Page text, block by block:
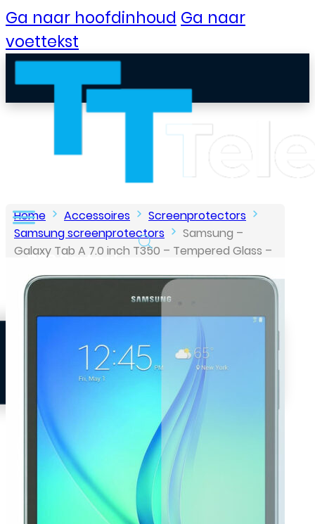
Ga naar hoofdinhoud Ga naar
voettekst
B2B Portaal
Neem contact op
Veelgestelde vragen
Home Accessoires
Screenprotectors
Samsung screenprotectors
Samsung –
Galaxy Tab A 7.0 inch T350 – Tempered Glass –